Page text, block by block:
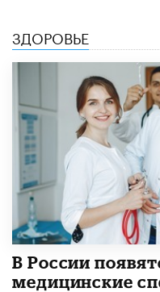
ЗДОРОВЬЕ
В России
медицинские